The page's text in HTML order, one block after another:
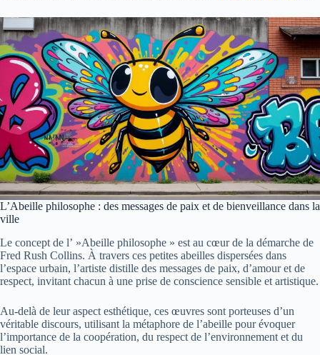
L’Abeille philosophe : des messages de paix et de bienveillance dans la
ville
Le concept de l’ »Abeille philosophe » est au cœur de la démarche de
Fred Rush Collins. À travers ces petites abeilles dispersées dans
l’espace urbain, l’artiste distille des messages de paix, d’amour et de
respect, invitant chacun à une prise de conscience sensible et artistique.
Au-delà de leur aspect esthétique, ces œuvres sont porteuses d’un
véritable discours, utilisant la métaphore de l’abeille pour évoquer
l’importance de la coopération, du respect de l’environnement et du
lien social.